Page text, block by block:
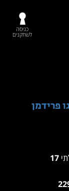
כניסה
לשחקנים
פרידמן